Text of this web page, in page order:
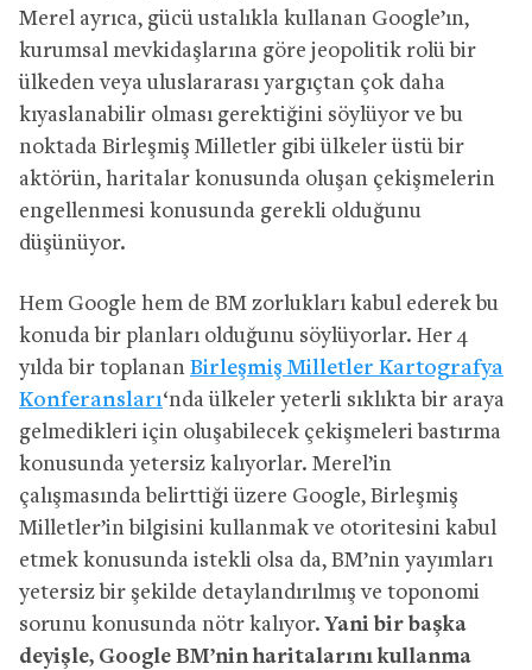
Merel ayrıca, gücü ustalıkla kullanan Google’ın,
kurumsal mevkidaşlarına göre jeopolitik rolü bir
ülkeden veya uluslararası yargıçtan çok daha
kıyaslanabilir olması gerektiğini söylüyor ve bu
noktada Birleşmiş Milletler gibi ülkeler üstü bir
aktörün, haritalar konusunda oluşan çekişmelerin
engellenmesi konusunda gerekli olduğunu
düşünüyor.
Hem Google hem de BM zorlukları kabul ederek bu
konuda bir planları olduğunu söylüyorlar. Her 4
yılda bir toplanan Birleşmiş Milletler Kartografya
Konferansları‘nda ülkeler yeterli sıklıkta bir araya
gelmedikleri için oluşabilecek çekişmeleri bastırma
konusunda yetersiz kalıyorlar. Merel’in
çalışmasında belirttiği üzere Google, Birleşmiş
Milletler’in bilgisini kullanmak ve otoritesini kabul
etmek konusunda istekli olsa da, BM’nin yayımları
yetersiz bir şekilde detaylandırılmış ve toponomi
sorunu konusunda nötr kalıyor.Yani bir başka
deyişle, Google BM’nin haritalarını kullanma